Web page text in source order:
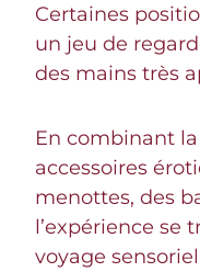
Certaines
un jeu de
des mains très
En combinant
accessoires
menottes, des
l’expérience se
voyage